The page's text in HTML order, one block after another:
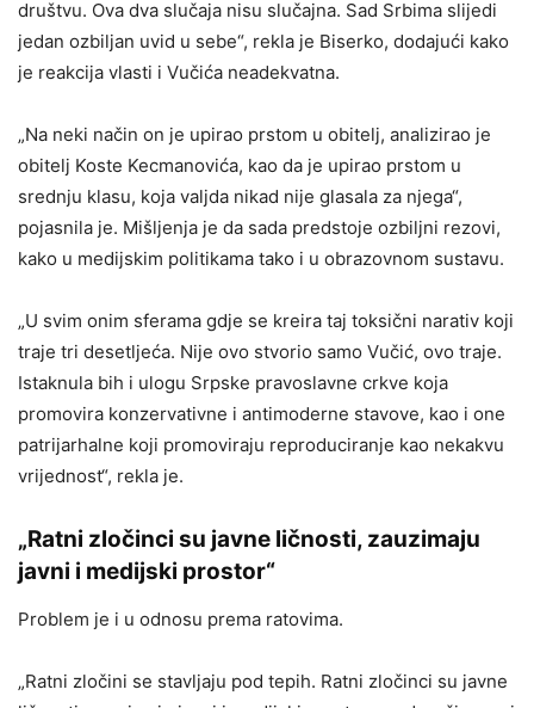
društvu. Ova dva slučaja nisu slučajna. Sad Srbima slijedi
jedan ozbiljan uvid u sebe“, rekla je Biserko, dodajući kako
je reakcija vlasti i Vučića neadekvatna.
„Na neki način on je upirao prstom u obitelj, analizirao je
obitelj Koste Kecmanovića, kao da je upirao prstom u
srednju klasu, koja valjda nikad nije glasala za njega“,
pojasnila je. Mišljenja je da sada predstoje ozbiljni rezovi,
kako u medijskim politikama tako i u obrazovnom sustavu.
„U svim onim sferama gdje se kreira taj toksični narativ koji
traje tri desetljeća. Nije ovo stvorio samo Vučić, ovo traje.
Istaknula bih i ulogu Srpske pravoslavne crkve koja
promovira konzervativne i antimoderne stavove, kao i one
patrijarhalne koji promoviraju reproduciranje kao nekakvu
vrijednost“, rekla je.
„Ratni zločinci su javne ličnosti, zauzimaju
javni i medijski prostor“
Problem je i u odnosu prema ratovima.
„Ratni zločini se stavljaju pod tepih. Ratni zločinci su javne